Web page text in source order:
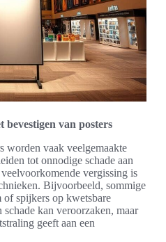
bevestigen van posters
worden vaak veelgemaakte
tot onnodige schade aan
vergissing is
Bijvoorbeeld, sommige
of spijkers op kwetsbare
kan veroorzaken, maar
geeft aan een